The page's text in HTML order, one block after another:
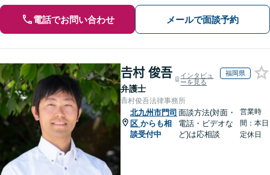
電話でお問い合わせ メールで面談予約
𠮷村 俊吾
弁護士
インタビュ
ーを見る
福岡県
𠮷村俊吾法律事務所
北九州市門司
区 からも相
談受付中
面談方法(対面・
電話・ビデオな
ど)は応相談
営業時
間：本日
定休日